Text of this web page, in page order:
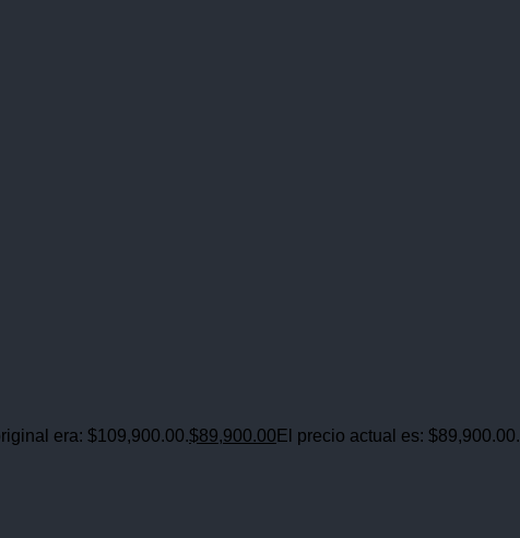
era: $109,900.00.$89,900.00 El precio actual es: $89,900.00.